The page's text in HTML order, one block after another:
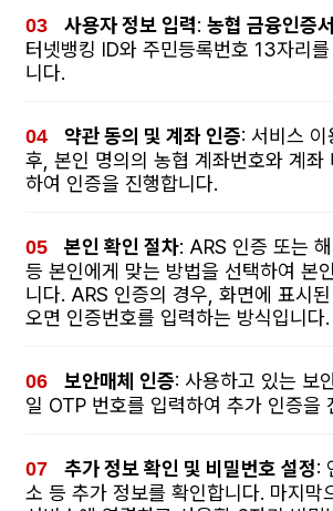
사용자 정보 입력: 농협 금융인증서
터넷뱅킹 ID와 주민등록번호 13자리
니다.
약관 동의 및 계좌 인증: 서비스
후, 본인 명의의 농협 계좌번호와 계좌
하여 인증을 진행합니다.
본인 확인 절차: ARS 인증 또는
등 본인에게 맞는 방법을 선택하여 본
니다. ARS 인증의 경우, 화면에 표시
오면 인증번호를 입력하는 방식입니다.
보안매체 인증: 사용하고 있는 보
일 OTP 번호를 입력하여 추가 인증을
추가 정보 확인 및 비밀번호 설정:
소 등 추가 정보를 확인합니다. 마지막